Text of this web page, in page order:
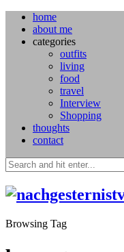
home
about me
categories
outfits
living
food
travel
Interview
Shopping
thoughts
contact
Browsing Tag